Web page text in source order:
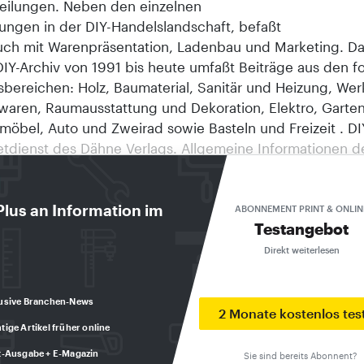
an Information im
Branchen-News
Artikel früher online
Ausgabe + E-Magazin
ABONNEMENT PRINT &
Testangebot
Direkt weiterlesen
2 Monate kostenlos
Sie sind bereits Abonnent?
Neben den einzelnen
in der DIY-Handelslandschaft, befaßt
mit Warenpräsentation, Ladenbau und Marketing.
Archiv von 1991 bis heute umfaßt Beiträge aus den
Holz, Baumaterial, Sanitär und Heizung,
Raumausstattung und Dekoration, Elektro,
Auto und Zweirad sowie Basteln und Freizeit .
des Dähne Verlags. Allgemeine Informationen
Sie unter http://www.daehne.de . Das diy-
des Internet-Service-Partners DeDeNet
Entwicklungen GmbH, Ettlingen. © Copyright 1998,
DIY'TEC 1996 Fantastische Perspektiven Das
Unternehmen Wingenroth präsentierte mit Fantasy ein
trendgerechtes Armaturen-System. Dieses gibt dem
die Möglichkeit, sein Bad preisgünstig und farbig
Ein kompetentes und innovatives Dusch-Spaß-Center"
erhebliche Umsatzzuwächse. Einzigartig auch der neue
Armaturen: Starlicht" besticht durch unverwechselbares